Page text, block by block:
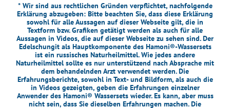
* Wir sind aus rechtlichen Gründen verpflichtet, nachfolgende
Erklärung abzugeben: Bitte beachten Sie, dass diese Erklärung
sowohl für alle Aussagen auf dieser Webseite gilt, die in
Textform bzw. Grafiken getätigt werden als auch für alle
Aussagen in Videos, die auf dieser Webseite zu sehen sind. Der
Edelschungit als Hauptkomponente des Hamoni®-Wassersets
ist ein russisches Naturheilmittel. Wie jedes andere
Naturheilmittel sollte es nur unterstützend nach Absprache mit
dem behandelnden Arzt verwendet werden. Die
Erfahrungsberichte, sowohl in Text- und Bildform, als auch die
in Videos gezeigten, geben die Erfahrungen einzelner
Anwender des Hamoni® Wassersets wieder. Es kann, aber muss
nicht sein, dass Sie dieselben Erfahrungen machen. Die